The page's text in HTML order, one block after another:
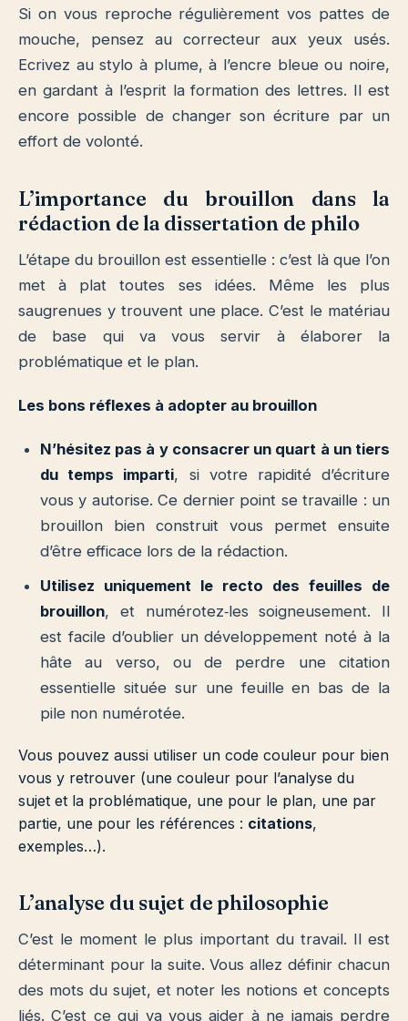
Si on vous reproche régulièrement vos pattes de
mouche, pensez au correcteur aux yeux usés.
Ecrivez au stylo à plume, à l’encre bleue ou noire,
en gardant à l’esprit la formation des lettres. Il est
encore possible de changer son écriture par un
effort de volonté.
L’importance du brouillon dans la
rédaction de la dissertation de philo
L’étape du brouillon est essentielle : c’est là que l’on
met à plat toutes ses idées. Même les plus
saugrenues y trouvent une place. C’est le matériau
de base qui va vous servir à élaborer la
problématique et le plan.
Les bons réflexes à adopter au brouillon
N’hésitez pas à y consacrer un quart à un tiers
du temps imparti, si votre rapidité d’écriture
vous y autorise. Ce dernier point se travaille : un
brouillon bien construit vous permet ensuite
d’être efficace lors de la rédaction.
Utilisez uniquement le recto des feuilles de
brouillon, et numérotez‐les soigneusement. Il
est facile d’oublier un développement noté à la
hâte au verso, ou de perdre une citation
essentielle située sur une feuille en bas de la
pile non numérotée.
Vous pouvez aussi utiliser un code couleur pour bien
vous y retrouver (une couleur pour l’analyse du
sujet et la problématique, une pour le plan, une par
partie, une pour les références : citations,
exemples…).
L’analyse du sujet de philosophie
C’est le moment le plus important du travail. Il est
déterminant pour la suite. Vous allez définir chacun
des mots du sujet, et noter les notions et concepts
liés. C’est ce qui va vous aider à ne jamais perdre